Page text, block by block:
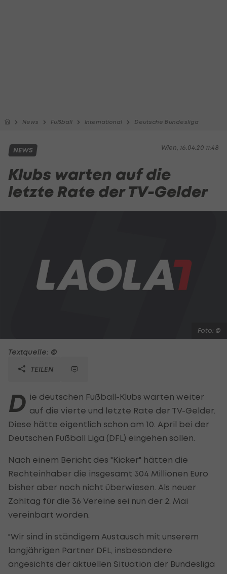
News Fußball International Deutsche Bundesliga
Wien, 16.04.20 11:48
NEWS
Klubs warten auf die
letzte Rate der TV-Gelder
Foto: ©
Textquelle: ©
TEILEN
D ie deutschen Fußball-Klubs warten weiter
auf die vierte und letzte Rate der TV-Gelder.
Diese hätte eigentlich schon am 10. April bei der
Deutschen Fußball Liga (DFL) eingehen sollen.
Nach einem Bericht des "Kicker" hätten die
Rechteinhaber die insgesamt 304 Millionen Euro
bisher aber noch nicht überwiesen. Als neuer
Zahltag für die 36 Vereine sei nun der 2. Mai
vereinbart worden.
"Wir sind in ständigem Austausch mit unserem
langjährigen Partner DFL, insbesondere
angesichts der aktuellen Situation der Bundesliga